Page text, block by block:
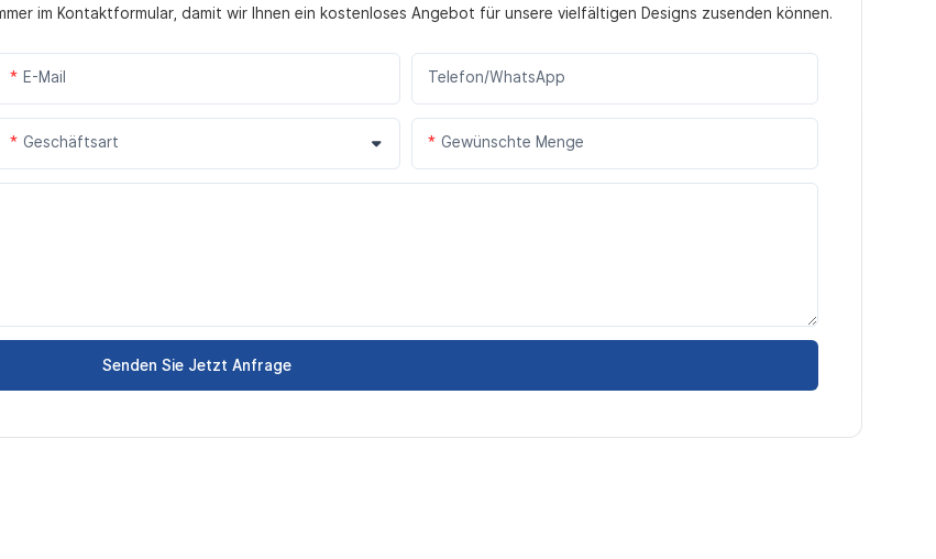
im Kontaktformular, damit wir Ihnen ein kostenloses Angebot für unsere vielfältigen Designs zusenden können.
E-Mail Telefon/WhatsApp
Geschäftsart Gewünschte Menge
Senden Sie Jetzt Anfrage